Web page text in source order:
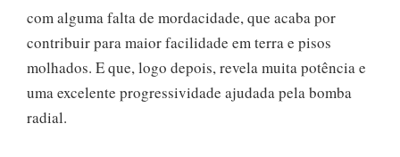
com alguma falta de mordacidade, que acaba por
contribuir para maior facilidade em terra e pisos
molhados. E que, logo depois, revela muita potência e
uma excelente progressividade ajudada pela bomba
radial.